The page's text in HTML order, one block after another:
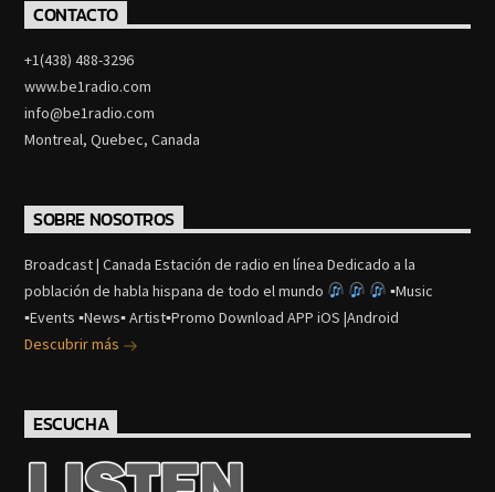
CONTACTO
+1(438) 488-3296
www.be1radio.com
info@be1radio.com
Montreal, Quebec, Canada
SOBRE NOSOTROS
Broadcast | Canada Estación de radio en línea Dedicado a la
población de habla hispana de todo el mundo
▪Music
▪Events ▪News▪ Artist▪Promo Download APP iOS |Android
Descubrir más
ESCUCHA